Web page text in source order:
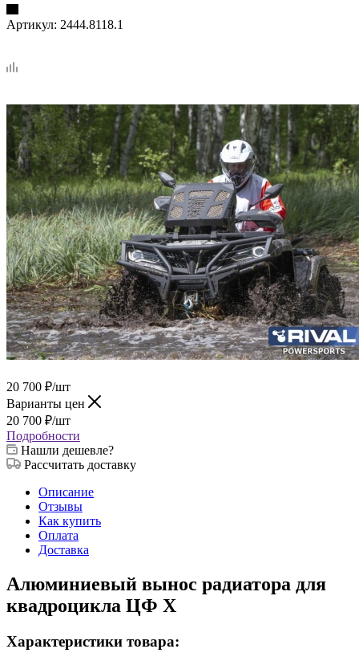
Артикул: 2444.8118.1
20 700 ₽/шт
Варианты цен
20 700 ₽/шт
Подробности
Нашли дешевле?
Рассчитать доставку
Описание
Отзывы
Как купить
Оплата
Доставка
Алюминиевый вынос радиатора для
квадроцикла ЦФ X
Характеристики товара: